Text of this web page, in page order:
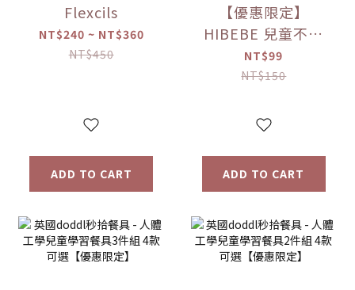
Flexcils
NT$240 ~ NT$360
NT$450
ADD TO CART
【優惠限定】
HIBEBE 兒童不鏽
鋼餐具 湯匙【優惠
限定】
NT$99
NT$150
ADD TO CART